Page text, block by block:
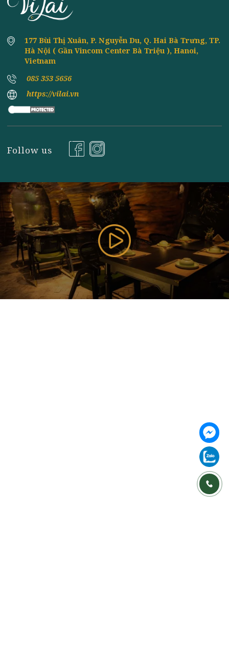
Đăng ký nhận tin
177 Bùi Thị Xuân, P. Nguyễn Du, Q. Hai Bà Trưng,
Hà Nội ( Gần Vincom Center Bà Triệu ), Hanoi,
Vietnam
085 353 5656
https://vilai.vn